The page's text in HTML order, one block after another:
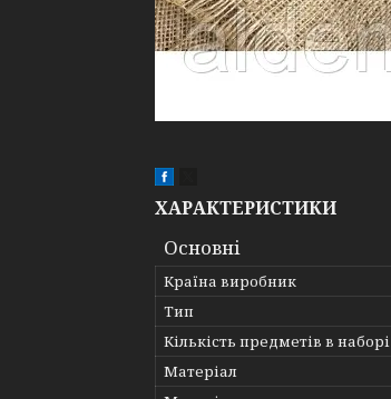
ХАРАКТЕРИСТИКИ
Основні
Країна виробник
Тип
Кількість предметів в наборі
Матеріал